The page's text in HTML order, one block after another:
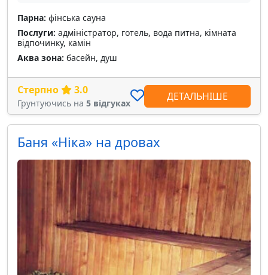
Парна: фінська сауна
Послуги: адміністратор, готель, вода питна, кімната
відпочинку, камін
Аква зона: басейн, душ
Стерпно 3.0
Грунтуючись на 5 відгуках
ДЕТАЛЬНІШЕ
Баня «Ніка» на дровах